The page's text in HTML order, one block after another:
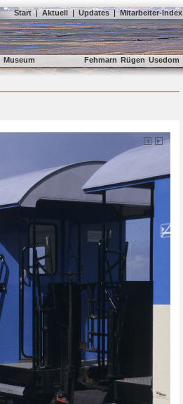
Start | Aktuell | Updates | Mitarbeiter-Index
Museum Fehmarn Rügen Usedom